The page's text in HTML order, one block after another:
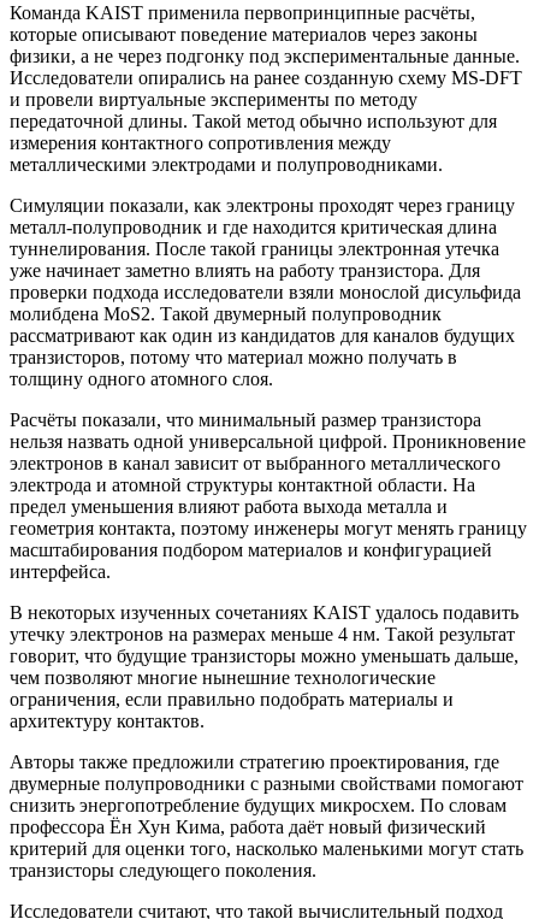
Команда KAIST применила первопринципные расчёты,
которые описывают поведение материалов через законы
физики, а не через подгонку под экспериментальные данные.
Исследователи опирались на ранее созданную схему MS-DFT
и провели виртуальные эксперименты по методу
передаточной длины. Такой метод обычно используют для
измерения контактного сопротивления между
металлическими электродами и полупроводниками.
Симуляции показали, как электроны проходят через границу
металл-полупроводник и где находится критическая длина
туннелирования. После такой границы электронная утечка
уже начинает заметно влиять на работу транзистора. Для
проверки подхода исследователи взяли монослой дисульфида
молибдена MoS2. Такой двумерный полупроводник
рассматривают как один из кандидатов для каналов будущих
транзисторов, потому что материал можно получать в
толщину одного атомного слоя.
Расчёты показали, что минимальный размер транзистора
нельзя назвать одной универсальной цифрой. Проникновение
электронов в канал зависит от выбранного металлического
электрода и атомной структуры контактной области. На
предел уменьшения влияют работа выхода металла и
геометрия контакта, поэтому инженеры могут менять границу
масштабирования подбором материалов и конфигурацией
интерфейса.
В некоторых изученных сочетаниях KAIST удалось подавить
утечку электронов на размерах меньше 4 нм. Такой результат
говорит, что будущие транзисторы можно уменьшать дальше,
чем позволяют многие нынешние технологические
ограничения, если правильно подобрать материалы и
архитектуру контактов.
Авторы также предложили стратегию проектирования, где
двумерные полупроводники с разными свойствами помогают
снизить энергопотребление будущих микросхем. По словам
профессора Ён Хун Кима, работа даёт новый физический
критерий для оценки того, насколько маленькими могут стать
транзисторы следующего поколения.
Исследователи считают, что такой вычислительный подход